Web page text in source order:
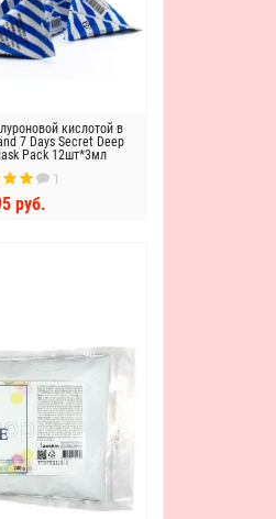
кислотой в
7 Days Secret Deep
Pack 12шт*3мл
1
руб.